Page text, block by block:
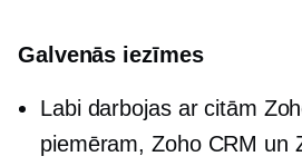
Galvenās iezīmes
Labi darbojas ar citām
piemēram, Zoho CRM un